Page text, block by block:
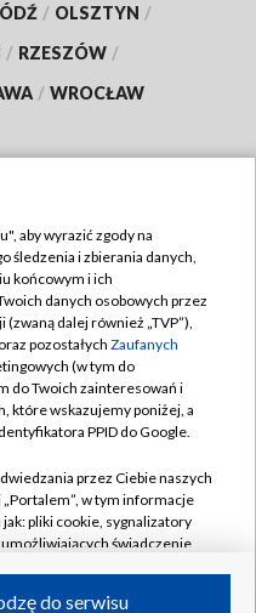
/ OLSZTYN /
/ RZESZÓW /
/ WROCŁAW
TVP
aby wyrazić zgody na
śledzenia i zbierania danych,
końcowym i ich
danych osobowych przez
(zwaną dalej również „TVP”),
oraz pozostałych Zaufanych
(w tym do
do Twoich zainteresowań i
które wskazujemy poniżej, a
PPID do Google.
przez Ciebie naszych
w tym informacje
pliki cookie, sygnalizatory
świadczenie
do serwisu